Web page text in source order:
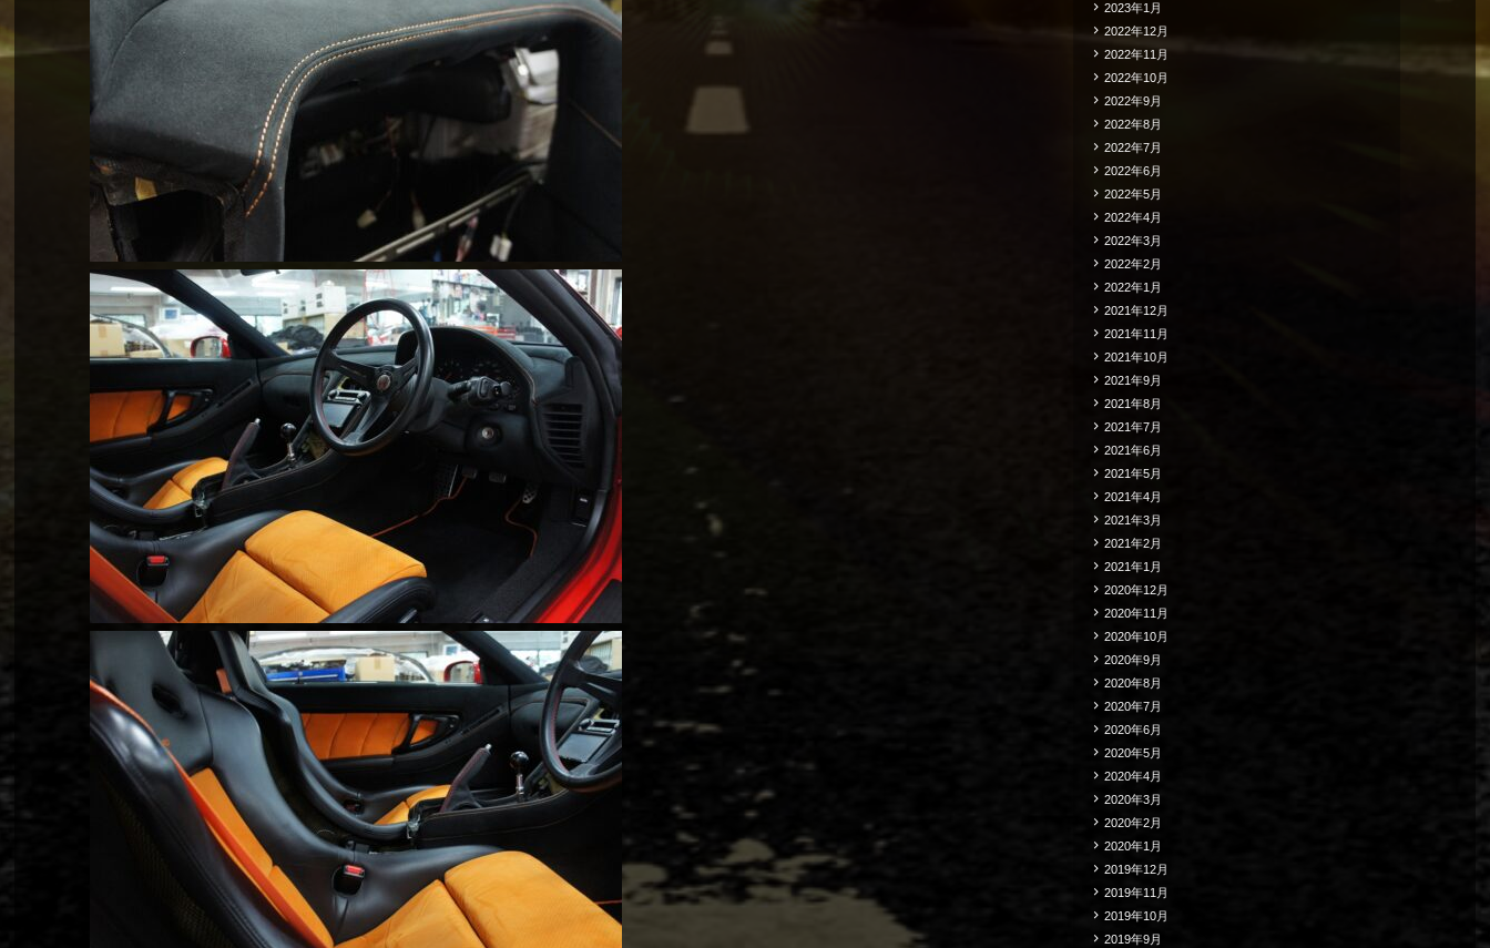
2023年1月
2022年12月
2022年11月
2022年10月
2022年9月
2022年8月
2022年7月
2022年6月
2022年5月
2022年4月
2022年3月
2022年2月
2022年1月
2021年12月
2021年11月
2021年10月
2021年9月
2021年8月
2021年7月
2021年6月
2021年5月
2021年4月
2021年3月
2021年2月
2021年1月
2020年12月
2020年11月
2020年10月
2020年9月
2020年8月
2020年7月
2020年6月
2020年5月
2020年4月
2020年3月
2020年2月
2020年1月
2019年12月
2019年11月
2019年10月
2019年9月